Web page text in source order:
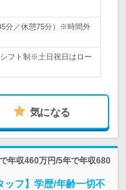
分／休憩75分）※時間外
フト制※土日祝日はロー
気になる
年収460万円/5年で年収680
ッフ】学歴/年齢一切不